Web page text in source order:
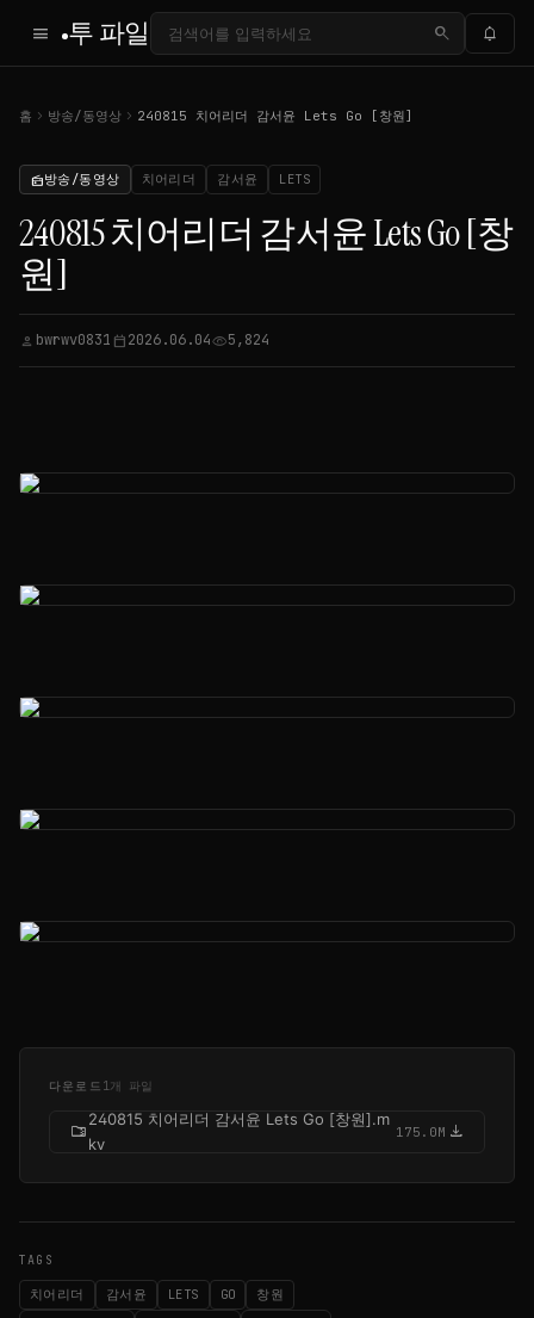
menu 투 파일 search notifications
홈 chevron_right 방송/동영상 chevron_right 240815 치어리더 감서윤 Lets Go [창원]
radio방송/동영상 치어리더 감서윤 LETS
240815 치어리더 감서윤 Lets Go [창
원]
person bwrwv0831 calendar_today2026.06.04visibility5,824
다운로드 1개 파일
folder_zip
240815 치어리더 감서윤 Lets Go [창원].m
kv
175.0M download
TAGS
치어리더 감서윤 LETS GO 창원